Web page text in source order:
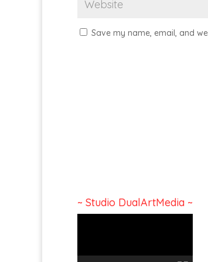
Save my name, email, and
~ Studio DualArtMedia ~
Video